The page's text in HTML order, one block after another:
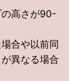
の高さが90-
合や以前同
異なる場合